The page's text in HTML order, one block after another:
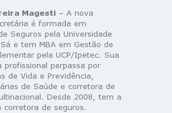
Magesti – A nova
é formada em
Seguros pela Universidade
e tem MBA em Gestão de
pela UCP/Ipetec. Sua
profissional perpassa por
de Vida e Previdência,
de Saúde e corretora de
Desde 2008, tem a
corretora de seguros.